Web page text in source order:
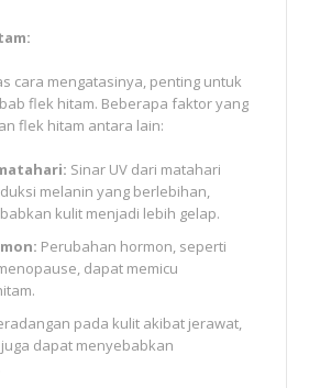
cara mengatasinya, penting untuk
flek hitam. Beberapa faktor yang
flek hitam antara lain:
Sinar UV dari matahari
melanin yang berlebihan,
kulit menjadi lebih gelap.
Perubahan hormon, seperti
dapat memicu
pada kulit akibat jerawat,
dapat menyebabkan